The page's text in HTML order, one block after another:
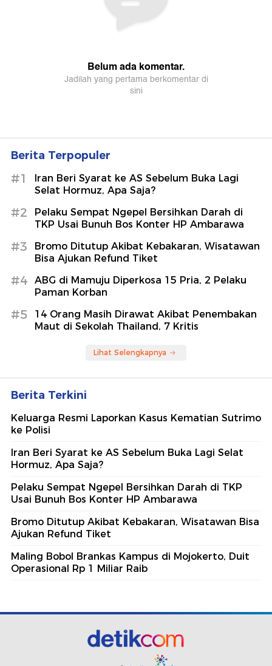
Berita Terpopuler
#1
Iran Beri Syarat ke AS Sebelum Buka Lagi
Selat Hormuz, Apa Saja?
#2
Pelaku Sempat Ngepel Bersihkan Darah di
TKP Usai Bunuh Bos Konter HP Ambarawa
#3
Bromo Ditutup Akibat Kebakaran, Wisatawan
Bisa Ajukan Refund Tiket
#4
ABG di Mamuju Diperkosa 15 Pria, 2 Pelaku
Paman Korban
#5
14 Orang Masih Dirawat Akibat Penembakan
Maut di Sekolah Thailand, 7 Kritis
Lihat Selengkapnya
Berita Terkini
Keluarga Resmi Laporkan Kasus Kematian Sutrimo
ke Polisi
Iran Beri Syarat ke AS Sebelum Buka Lagi Selat
Hormuz, Apa Saja?
Pelaku Sempat Ngepel Bersihkan Darah di TKP
Usai Bunuh Bos Konter HP Ambarawa
Bromo Ditutup Akibat Kebakaran, Wisatawan Bisa
Ajukan Refund Tiket
Maling Bobol Brankas Kampus di Mojokerto, Duit
Operasional Rp 1 Miliar Raib